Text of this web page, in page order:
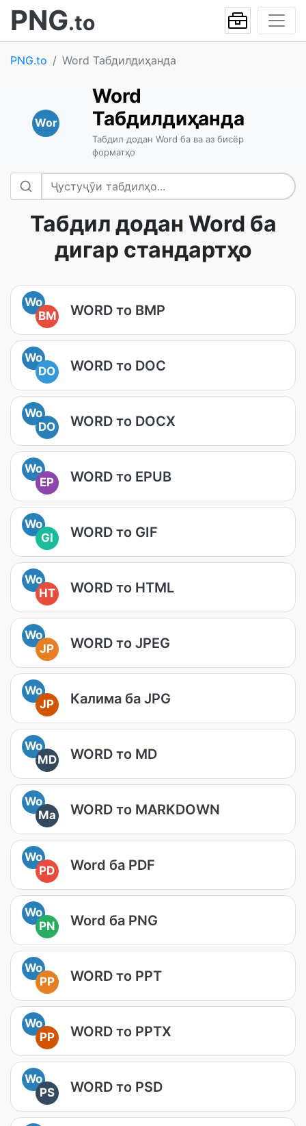
PNG.to
PNG.to Word Табдилдиҳанда
Wor
Word
Табдилдиҳанда
Табдил додан Word ба ва аз бисёр
форматҳо
Табдил додан Word ба
дигар стандартҳо
Wo
BM
WORD то BMP
Wo
DO
WORD то DOC
Wo
DO
WORD то DOCX
Wo
EP
WORD то EPUB
Wo
GI
WORD то GIF
Wo
HT
WORD то HTML
Wo
JP
WORD то JPEG
Wo
JP
Калима ба JPG
Wo
MD
WORD то MD
Wo
Ma
WORD то MARKDOWN
Wo
PD
Word ба PDF
Wo
PN
Word ба PNG
Wo
PP
WORD то PPT
Wo
PP
WORD то PPTX
Wo
PS
WORD то PSD